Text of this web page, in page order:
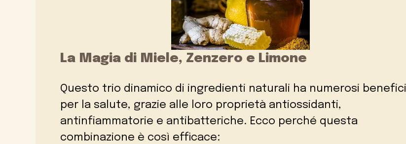
La Magia di Miele, Zenzero e Limone
Questo trio dinamico di ingredienti naturali ha numerosi benefici
per la salute, grazie alle loro proprietà antiossidanti,
antinfiammatorie e antibatteriche. Ecco perché questa
combinazione è così efficace: